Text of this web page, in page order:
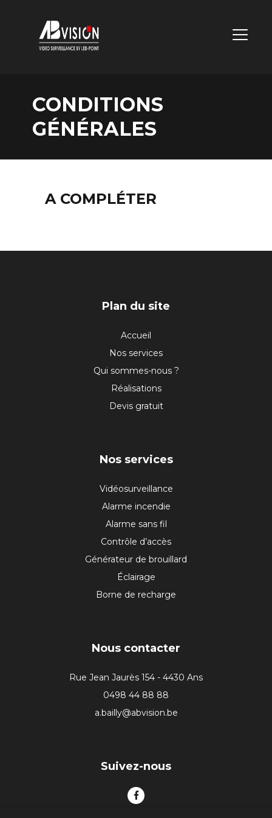
CONDITIONS
GÉNÉRALES
A COMPLÉTER
Plan du site
Accueil
Nos services
Qui sommes-nous ?
Réalisations
Devis gratuit
Nos services
Vidéosurveillance
Alarme incendie
Alarme sans fil
Contrôle d’accès
Générateur de brouillard
Éclairage
Borne de recharge
Nous contacter
Rue Jean Jaurès 154 - 4430 Ans
0498 44 88 88
a.bailly@abvision.be
Suivez-nous